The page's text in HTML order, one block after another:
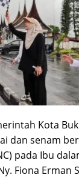
Kota
dan senam
pada Ibu
Fiona